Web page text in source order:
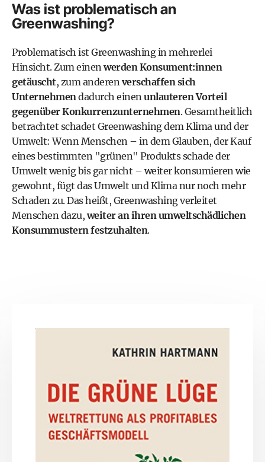
Was ist problematisch an
Greenwashing?
Problematisch ist Greenwashing in mehrerlei
Hinsicht. Zum einenwerden Konsument:innen
getäuscht, zum anderenverschaffen sich
Unternehmendadurch einenunlauteren Vorteil
gegenüber Konkurrenzunternehmen. Gesamtheitlich
betrachtet schadet Greenwashing dem Klima und der
Umwelt: Wenn Menschen – in dem Glauben, der Kauf
eines bestimmten "grünen" Produkts schade der
Umwelt wenig bis gar nicht – weiter konsumieren wie
gewohnt, fügt das Umwelt und Klima nur noch mehr
Schaden zu. Das heißt, Greenwashing verleitet
Menschen dazu,weiter an ihren umweltschädlichen
Konsummustern festzuhalten.